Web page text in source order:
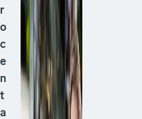
r
o
c
e
n
t
a